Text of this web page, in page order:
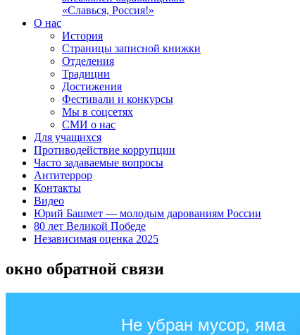
«Славься, Россия!»
О нас
История
Страницы записной книжки
Отделения
Традиции
Достижения
Фестивали и конкурсы
Мы в соцсетях
СМИ о нас
Для учащихся
Противодействие коррупции
Часто задаваемые вопросы
Антитеррор
Контакты
Видео
Юрий Башмет — молодым дарованиям России
80 лет Великой Победе
Независимая оценка 2025
окно обратной связи
Не убран мусор, яма